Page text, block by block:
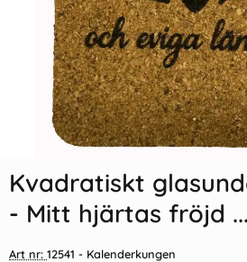
Kvadratiskt
- Mitt hjärtas fröjd
Art nr: 12541 - Kalenderkungen